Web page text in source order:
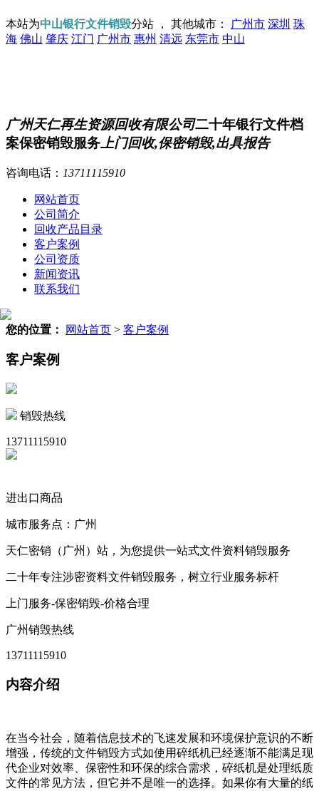
本站为中山银行文件销毁分站 ， 其他城市： 广州市 深圳 珠
海 佛山 肇庆 江门 广州市 惠州 清远 东莞市 中山
广州天仁再生资源回收有限公司二十年银行文件档
案保密销毁服务 上门回收,保密销毁,出具报告
咨询电话： 13711115910
网站首页
公司简介
回收产品目录
客户案例
公司资质
新闻资讯
联系我们
您的位置： 网站首页 > 客户案例
客户案例
销毁热线
13711115910
进出口商品
城市服务点：广州
天仁密销（广州）站，为您提供一站式文件资料销毁服务
二十年专注涉密资料文件销毁服务，树立行业服务标杆
上门服务-保密销毁-价格合理
广州销毁热线
13711115910
内容介绍
在当今社会，随着信息技术的飞速发展和环境保护意识的不断
增强，传统的文件销毁方式如使用碎纸机已经逐渐不能满足现
代企业对效率、保密性和环保的综合需求，碎纸机是处理纸质
文件的常见方法，但它并不是唯一的选择。如果你有大量的纸